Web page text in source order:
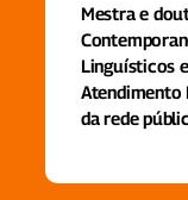
Mestra e
Linguísticos
Atendimento
da rede